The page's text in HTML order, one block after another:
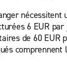
nécessitent
6 EUR par
de 60 EUR
comprennent